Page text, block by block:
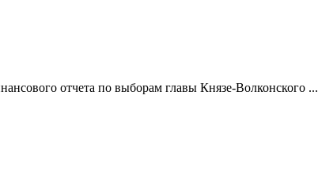
отчета по выборам главы Князе-Волконского ...